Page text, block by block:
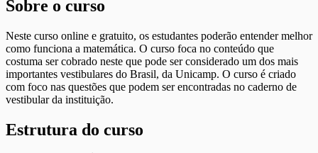
Sobre o curso
Neste curso online e gratuito, os estudantes poderão entender melhor
como funciona a matemática. O curso foca no conteúdo que
costuma ser cobrado neste que pode ser considerado um dos mais
importantes vestibulares do Brasil, da Unicamp. O curso é criado
com foco nas questões que podem ser encontradas no caderno de
vestibular da instituição.
Estrutura do curso